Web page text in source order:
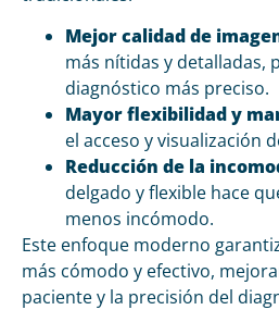
Mejor calidad de
más nítidas y detalladas,
diagnóstico más preciso.
Mayor flexibilidad y
el acceso y visualización
Reducción de la
delgado y flexible hace
menos incómodo.
Este enfoque moderno
más cómodo y efectivo,
paciente y la precisión del